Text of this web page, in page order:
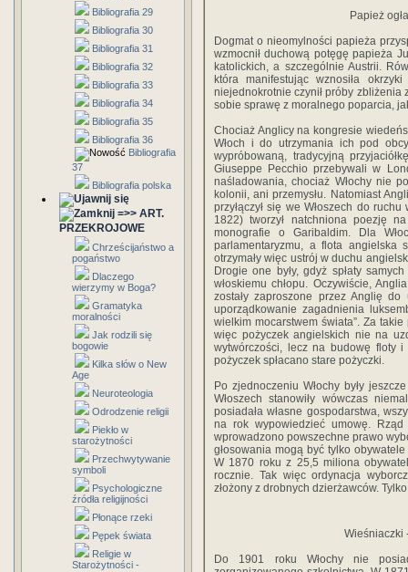
Bibliografia 29
Bibliografia 30
Bibliografia 31
Bibliografia 32
Bibliografia 33
Bibliografia 34
Bibliografia 35
Bibliografia 36
Bibliografia
37
Bibliografia polska
=>> ART.
PRZEKROJOWE
Chrześcijaństwo a
pogaństwo
Dlaczego
wierzymy w Boga?
Gramatyka
moralności
Jak rodzili się
bogowie
Kilka słów o New
Age
Neuroteologia
Odrodzenie religii
Piekło w
starożytności
Przechwytywanie
symboli
Psychologiczne
źródła religijności
Płonące rzeki
Pępek świata
Religie w
Starożytności -
Papież
Dogmat o nieomylności papieża
wzmocnił duchową potęgę papieża
katolickich, a szczególnie Austrii.
która manifestując wznosiła
niejednokrotnie czynił próby
sobie sprawę z moralnego poparcia,
Chociaż Anglicy na kongresie
Włoch i do utrzymania ich pod
wypróbowaną, tradycyjną
Giuseppe Pecchio przebywali w
naśladowania, chociaż Włochy nie
kolonii, ani przemysłu. Natomiast
przyłączył się we Włoszech do
1822) tworzył natchniona poezję
monografie o Garibaldim. Dla
parlamentaryzmu, a flota angielska
otrzymały więc ustrój w duchu
Drogie one były, gdyż spłaty
włoskiemu chłopu. Oczywiście,
zostały zaproszone przez Anglię
uporządkowanie zagadnienia
wielkim mocarstwem świata”. Za
więc pożyczek angielskich nie na
wytwórczości, lecz na budowę floty
pożyczek spłacano stare pożyczki.
Po zjednoczeniu Włochy były
Włoszech stanowiły wówczas
posiadała własne gospodarstwa,
na rok wypowiedzieć umowę. Rząd
wprowadzono powszechne prawo
głosowania mogą być tylko
W 1870 roku z 25,5 miliona
rocznie. Tak więc ordynacja
złożony z drobnych dzierżawców.
Wieśniaczki
Do 1901 roku Włochy nie